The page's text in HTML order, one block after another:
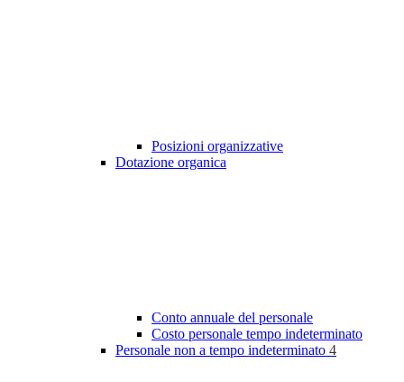
Posizioni organizzative
Dotazione organica
Conto annuale del personale
Costo personale tempo indeterminato
Personale non a tempo indeterminato 4